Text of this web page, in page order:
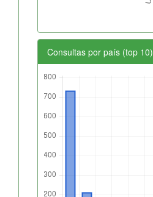
Consultas por país (top 10)